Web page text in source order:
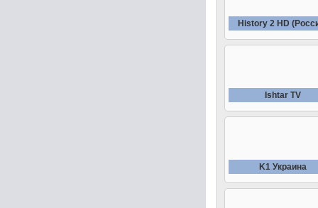
History 2 HD
Ishtar TV
K1 Украина